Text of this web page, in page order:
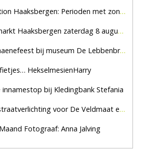
Haaksbergen: Perioden met zon en droog
zaterdag 8 augustus, marktplein Haaksbergen
bij museum De Lebbenbrugge
HekselmesienHarry
innamestop bij Kledingbank Stefania
voor De Veldmaat en De Pas
Fotograaf: Anna Jalving